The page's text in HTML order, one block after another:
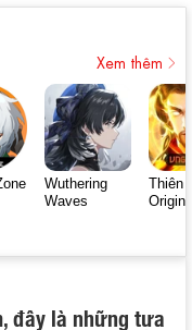
Xem thêm
Wuthering
Waves
Thiên
Origin
đây là những tựa